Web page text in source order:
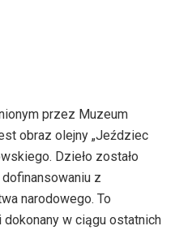
przez Muzeum
obraz olejny „Jeździec
Dzieło zostało
z
narodowego. To
w ciągu ostatnich